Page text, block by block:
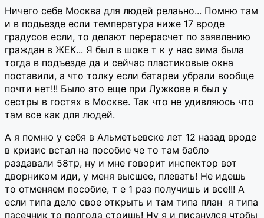
Ничего себе Москва для людей релаьно... Помню там
и в подьезде если температура ниже 17 вроде
градусов если, то делают перерасчет по заявлению
граждан в ЖЕК... Я был в шоке т к у нас зима была
тогда в подъезде да и сейчас пластиковые окна
поставили, а что толку если батареи убрали вообще
почти нет!!! Было это еще при Лужкове я был у
сестры в гостях в Москве. Так что не удивляюсь что
там все как для людей.
А я помню у себя в Альметьевске лет 12 назад вроде
в кризис встал на пособие че то там бабло
раздавали 58тр, ну и мне говорит инспектор вот
дворником иди, у меня высшее, плевать! Не идешь
то отменяем пособие, т е 1 раз получишь и все!!! А
если типа дело свое открыть и там типа план я типа
пасечник то полгода стоишь! Ну я и писанулся чтобы